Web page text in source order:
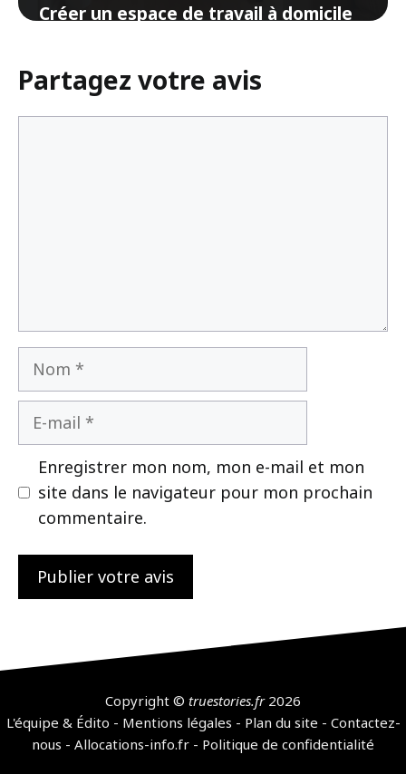
Créer un espace de travail à domicile
7 mars 2025
Partagez votre avis
Nom
Enregistrer mon nom, mon e-mail et mon
site dans le navigateur pour mon prochain
commentaire.
Copyright © truestories.fr 2026
L'équipe & Édito - Mentions légales - Plan du site - Contactez-
nous - Allocations-info.fr - Politique de confidentialité